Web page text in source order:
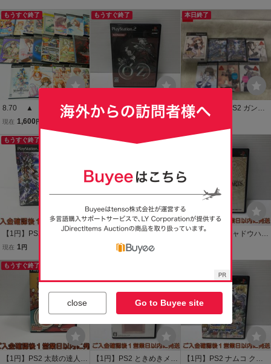
もうすぐ終了
8.70 ▲ PlayStation 2
（PS2）用ゲームソフ
ト まとめ RPGやサ
ッカー 恋愛アドベンチ
ャー 戦国無双 Kanon
AIR
現在 1,600 円
もうすぐ終了
【1円】PS2 OZ -オズ- ゲ
ームソフト プレステ2 1A
本日終了
1円～ 未開封 PS2 ガンス
リンガー・ガール volum
e.I SDガンダム ジージェ
もうすぐ終了
【1円】PS2 SDガンダム
Gジェネレーション ウォ
1-100fk/F8
現在 1 円
もうすぐ終了
【1円】PS2 KOEI The Be
st 三國志11 with パワーア
ップキット ゲームソフト
319円
【1円】PS2 シャドウハー
もうすぐ終了
【1円】PS2 太鼓の達人
【1円】PS2 ときめきメモ
【1円】PS2 ナムコ クロ
close Go to Buyee site